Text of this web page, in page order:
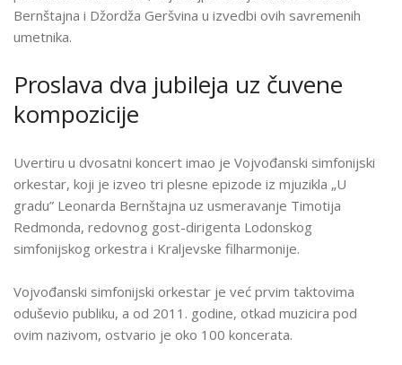
Bernštajna i Džordža Geršvina u izvedbi ovih savremenih
umetnika.
Proslava dva jubileja uz čuvene
kompozicije
Uvertiru u dvosatni koncert imao je Vojvođanski simfonijski
orkestar, koji je izveo tri plesne epizode iz mjuzikla „U
gradu” Leonarda Bernštajna uz usmeravanje Timotija
Redmonda, redovnog gost-dirigenta Lodonskog
simfonijskog orkestra i Kraljevske filharmonije.
Vojvođanski simfonijski orkestar je već prvim taktovima
oduševio publiku, a od 2011. godine, otkad muzicira pod
ovim nazivom, ostvario je oko 100 koncerata.